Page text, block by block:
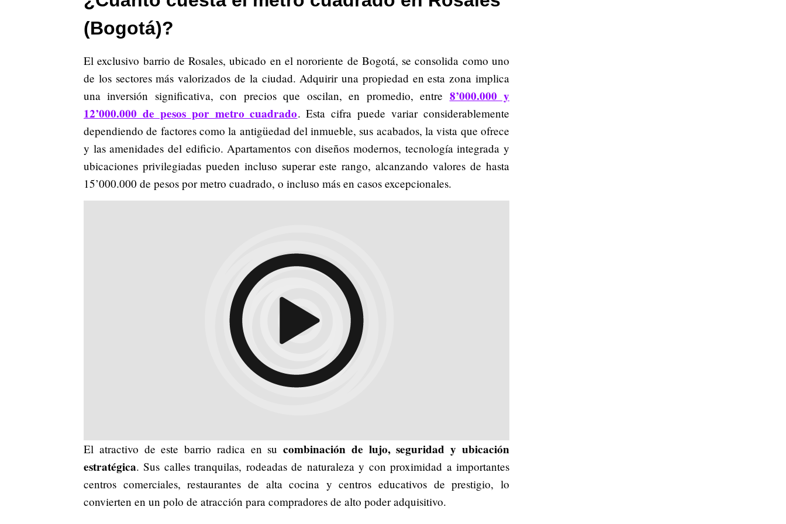
(Bogotá)?
El exclusivo barrio de Rosales, ubicado en el nororiente de Bogotá, se consolida como uno
de los sectores más valorizados de la ciudad. Adquirir una propiedad en esta zona implica
una inversión significativa, con precios que oscilan, en promedio, entre 8’000.000 y
12’000.000 de pesos por metro cuadrado. Esta cifra puede variar considerablemente
dependiendo de factores como la antigüedad del inmueble, sus acabados, la vista que ofrece
y las amenidades del edificio. Apartamentos con diseños modernos, tecnología integrada y
ubicaciones privilegiadas pueden incluso superar este rango, alcanzando valores de hasta
15’000.000 de pesos por metro cuadrado, o incluso más en casos excepcionales.
El atractivo de este barrio radica en sucombinación de lujo, seguridad y ubicación
estratégica. Sus calles tranquilas, rodeadas de naturaleza y con proximidad a importantes
centros comerciales, restaurantes de alta cocina y centros educativos de prestigio, lo
convierten en un polo de atracción para compradores de alto poder adquisitivo.